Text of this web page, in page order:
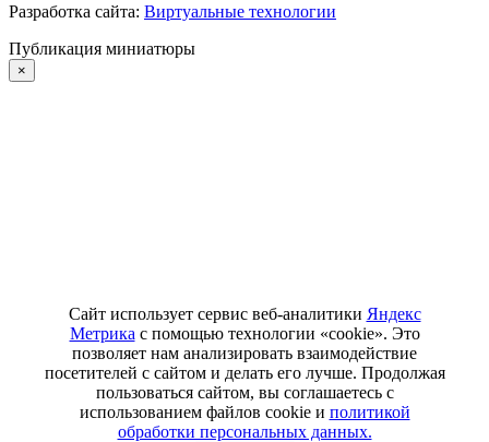
Разработка сайта: Виртуальные технологии
Публикация миниатюры
×
Сайт использует сервис веб-аналитики Яндекс
Метрика с помощью технологии «cookie». Это
позволяет нам анализировать взаимодействие
посетителей с сайтом и делать его лучше. Продолжая
пользоваться сайтом, вы соглашаетесь с
использованием файлов cookie и политикой
обработки персональных данных.